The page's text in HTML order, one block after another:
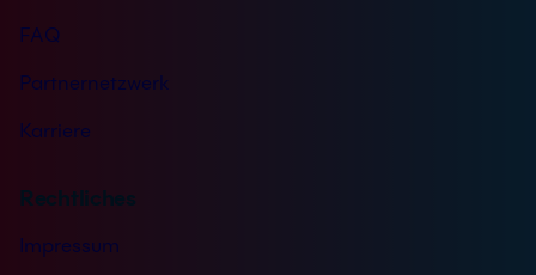
FAQ
Partnernetzwerk
Karriere
Rechtliches
Impressum